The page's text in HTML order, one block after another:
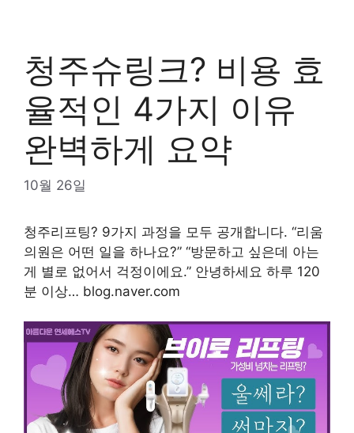
청주슈링크? 비용 효
율적인 4가지 이유
완벽하게 요약
10월 26일
청주리프팅? 9가지 과정을 모두 공개합니다. “리움
의원은 어떤 일을 하나요?” “방문하고 싶은데 아는
게 별로 없어서 걱정이에요.” 안녕하세요 하루 120
분 이상… blog.naver.com